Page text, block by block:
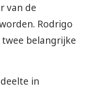
van de
Rodrigo
twee belangrijke
in